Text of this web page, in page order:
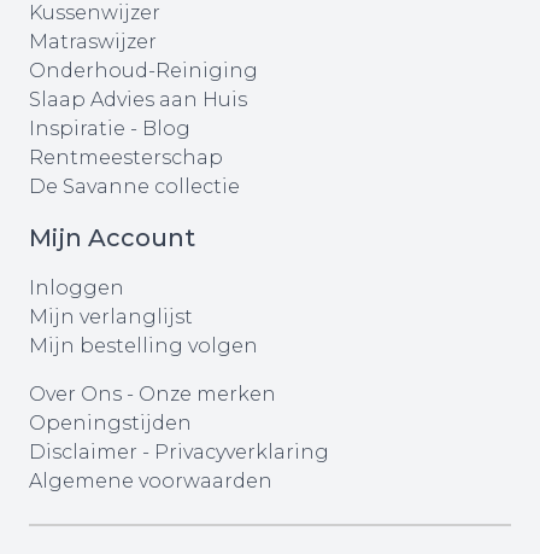
Kussenwijzer
Matraswijzer
Onderhoud-Reiniging
Slaap Advies aan Huis
Inspiratie - Blog
Rentmeesterschap
De Savanne collectie
Mijn Account
Inloggen
Mijn verlanglijst
Mijn bestelling volgen
Over Ons - Onze merken
Openingstijden
Disclaimer - Privacyverklaring
Algemene voorwaarden